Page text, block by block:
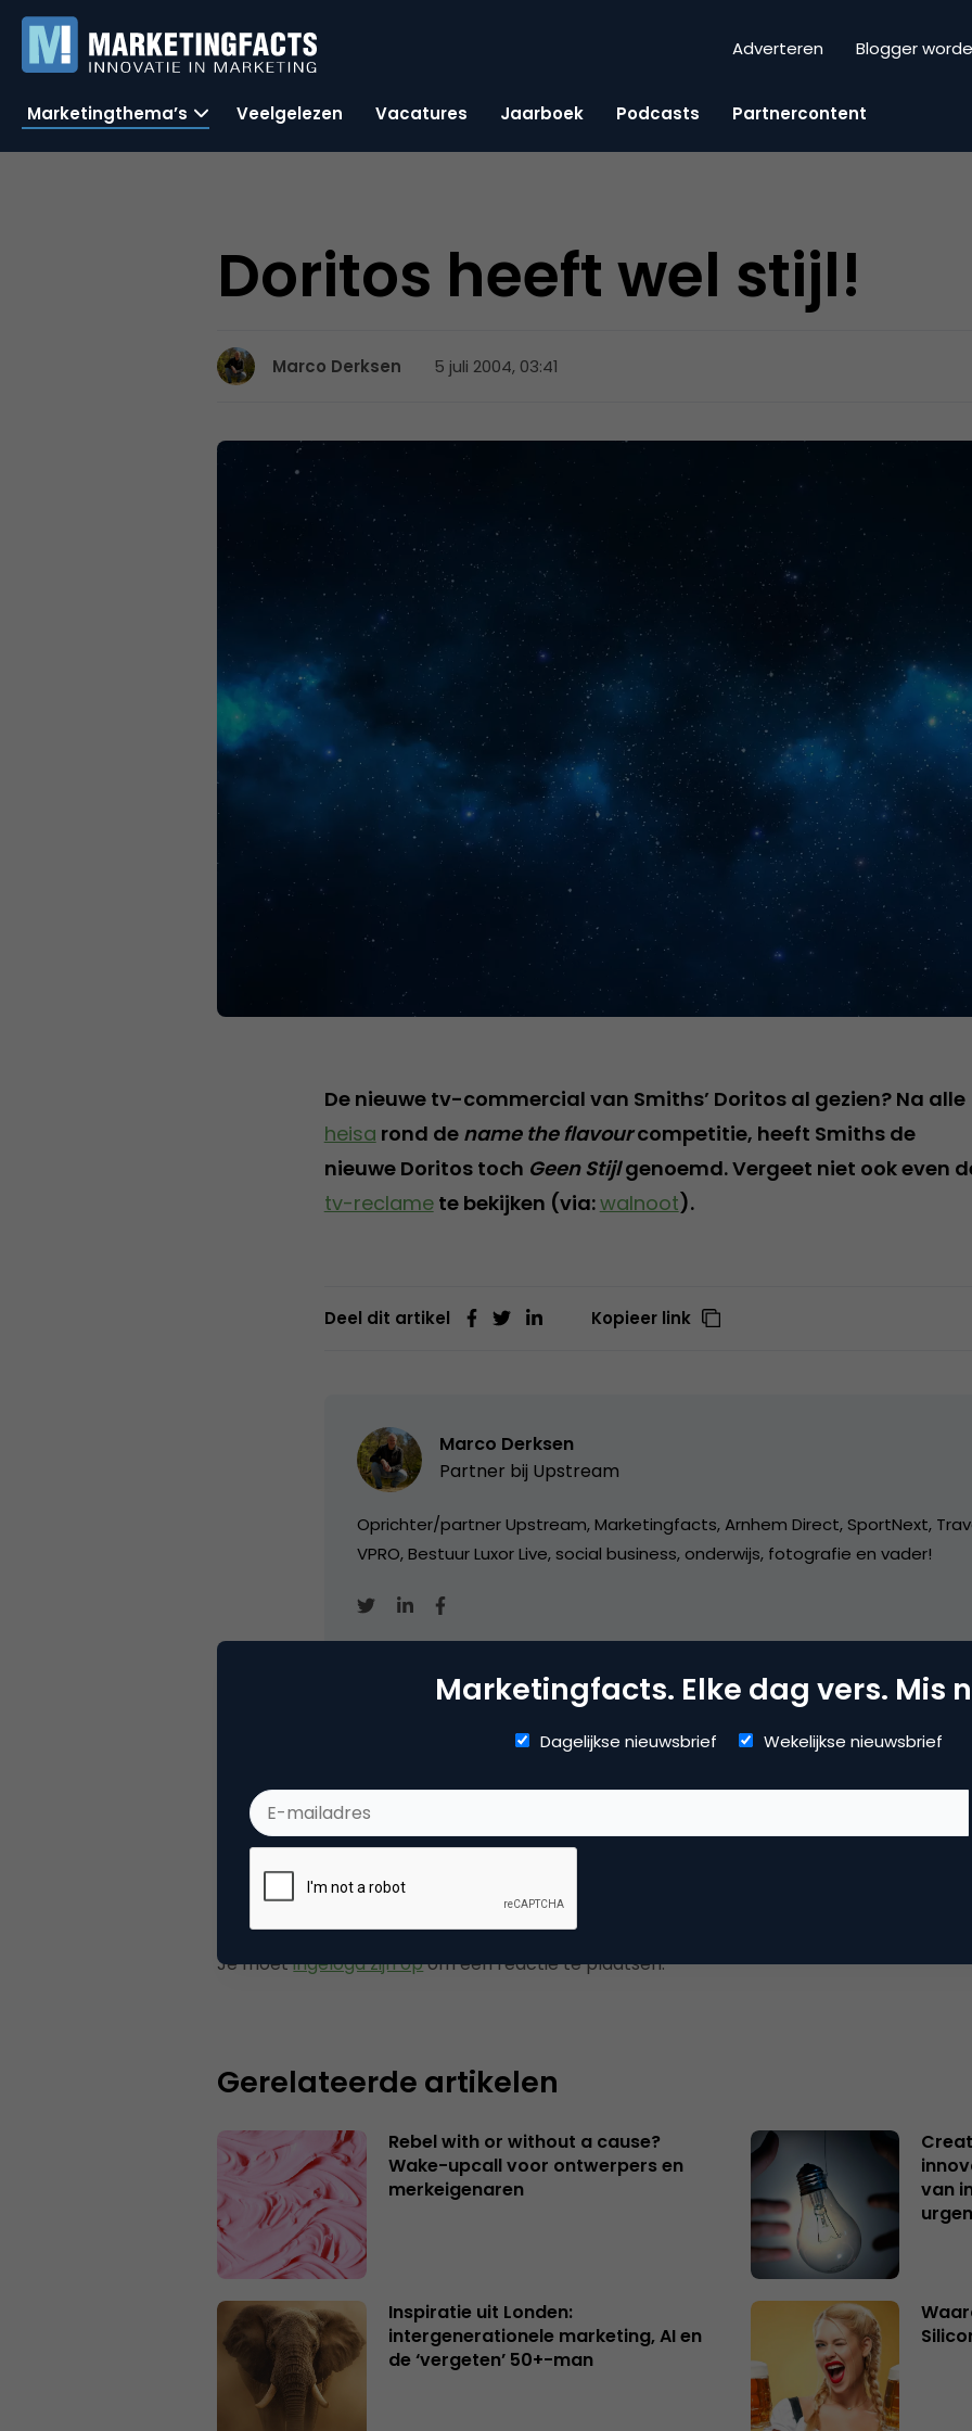
Adverteren Blogger
Marketingthema’s Veelgelezen Vacatures Jaarboek Podcasts Partnercontent
Doritos heeft wel stijl!
Marco Derksen 5 juli 2004, 03:41
De nieuwe tv-commercial van Smiths’ Doritos al gezien? Na alle
heisa rond de name the flavourcompetitie, heeft Smiths de
nieuwe Doritos toch Geen Stijlgenoemd. Vergeet niet ook even
tv-reclamete bekijken (via:walnoot).
Deel dit artikel Kopieer link
Marco Derksen
Partner bij Upstream
Oprichter/partner Upstream, Marketingfacts, Arnhem Direct, SportNext,
VPRO, Bestuur Luxor Live, social business, onderwijs, fotografie en vader!
Commerce
Tags nieuws
Plaats reactie
Je moetingelogd zijn opom een reactie te plaatsen.
Gerelateerde artikelen
Rebel with or without a cause?
Wake-upcall voor ontwerpers en
merkeigenaren
van
Inspiratie uit Londen:
intergenerationele marketing, AI en
de ‘vergeten’ 50+-man
Marketingfacts. Elke dag vers. Mis
Dagelijkse nieuwsbrief Wekelijkse nieuwsbrief